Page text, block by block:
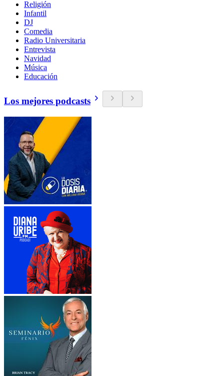
Religión
Infantil
DJ
Comedia
Radio Universitaria
Entrevista
Navidad
Música
Educación
Los mejores podcasts